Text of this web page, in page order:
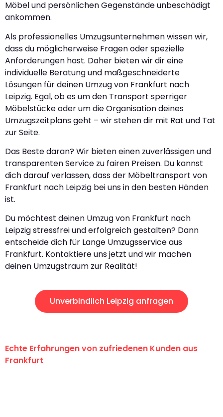
Möbel und persönlichen Gegenstände unbeschädigt
ankommen.
Als professionelles Umzugsunternehmen wissen wir,
dass du möglicherweise Fragen oder spezielle
Anforderungen hast. Daher bieten wir dir eine
individuelle Beratung und maßgeschneiderte
Lösungen für deinen Umzug von Frankfurt nach
Leipzig. Egal, ob es um den Transport sperriger
Möbelstücke oder um die Organisation deines
Umzugszeitplans geht – wir stehen dir mit Rat und Tat
zur Seite.
Das Beste daran? Wir bieten einen zuverlässigen und
transparenten Service zu fairen Preisen. Du kannst
dich darauf verlassen, dass der Möbeltransport von
Frankfurt nach Leipzig bei uns in den besten Händen
ist.
Du möchtest deinen Umzug von Frankfurt nach
Leipzig stressfrei und erfolgreich gestalten? Dann
entscheide dich für Lange Umzugsservice aus
Frankfurt. Kontaktiere uns jetzt und wir machen
deinen Umzugstraum zur Realität!
Unverbindlich Leipzig anfragen
Echte Erfahrungen von zufriedenen Kunden aus
Frankfurt